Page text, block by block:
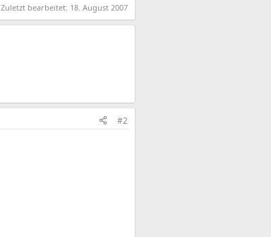
Zuletzt bearbeitet: 18. August 2007
#2